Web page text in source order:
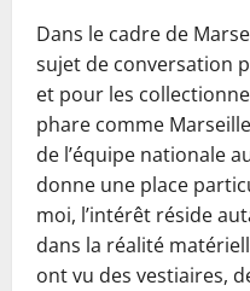
Dans le cadre de
sujet de conversation
et pour les
phare comme
de l’équipe nationale
donne une place
moi, l’intérêt réside
dans la réalité
ont vu des vestiaires,